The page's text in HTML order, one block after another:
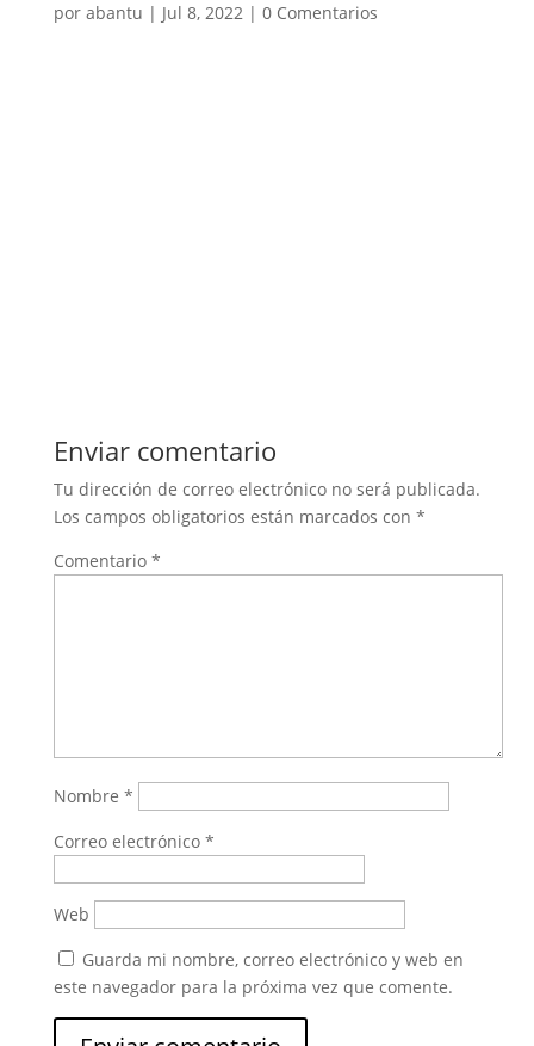
por abantu | Jul 8, 2022| 0 Comentarios
Enviar comentario
Tu dirección de correo electrónico no será publicada.
Los campos obligatorios están marcados con *
Comentario *
Nombre *
Correo electrónico *
Web
Guarda mi nombre, correo electrónico y web en
este navegador para la próxima vez que comente.